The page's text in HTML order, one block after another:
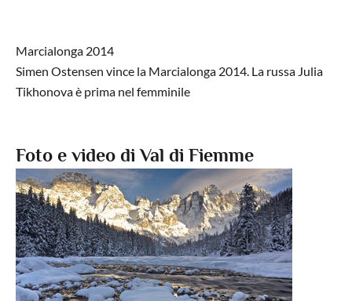
Marcialonga 2014
Simen Ostensen vince la Marcialonga 2014. La russa Julia
Tikhonova è prima nel femminile
Foto e video di Val di Fiemme